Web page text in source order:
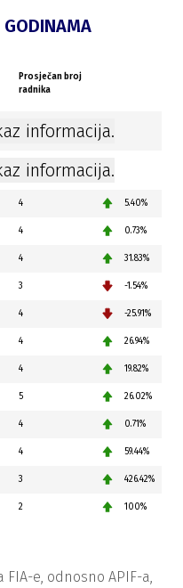
GODINAMA
Prosječan broj
radnika
informacija.
informacija.
4 5.40%
4 0.73%
4 31.83%
3 -1.54%
4 -25.91%
4 26.94%
4 19.82%
5 26.02%
4 0.71%
4 59.44%
3 426.42%
2 100%
e, odnosno APIF-a,